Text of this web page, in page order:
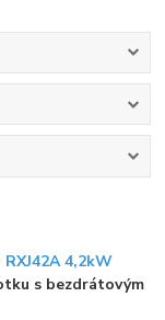
4,2kW
s bezdrátovým